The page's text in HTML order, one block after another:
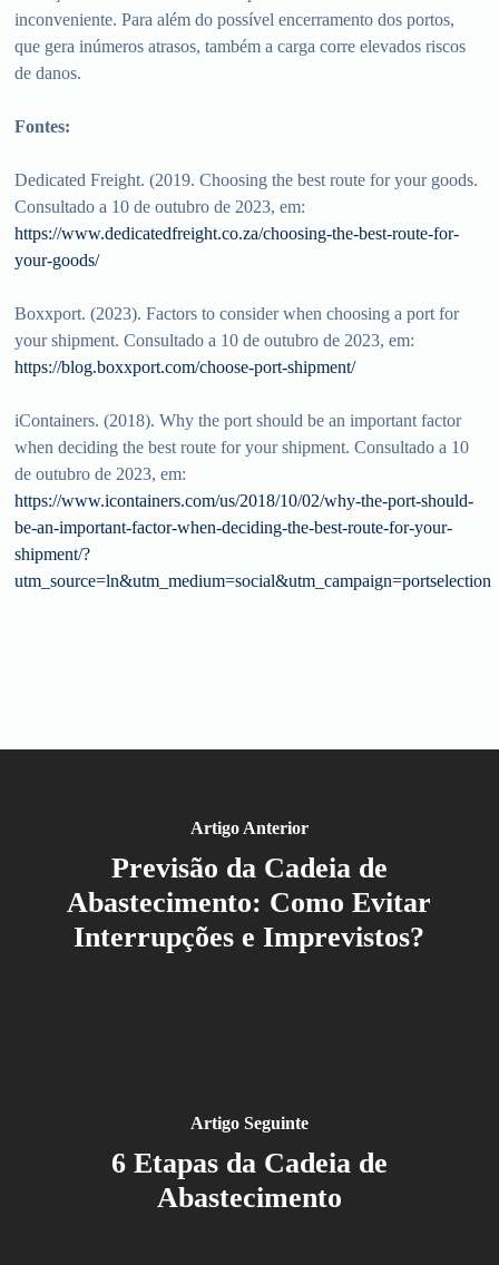
inconveniente. Para além do possível encerramento dos portos,
que gera inúmeros atrasos, também a carga corre elevados riscos
de danos.
Fontes:
Dedicated Freight. (2019. Choosing the best route for your goods.
Consultado a 10 de outubro de 2023, em:
https://www.dedicatedfreight.co.za/choosing-the-best-route-for-
your-goods/
Boxxport. (2023). Factors to consider when choosing a port for
your shipment. Consultado a 10 de outubro de 2023, em:
https://blog.boxxport.com/choose-port-shipment/
iContainers. (2018). Why the port should be an important factor
when deciding the best route for your shipment. Consultado a 10
de outubro de 2023, em:
https://www.icontainers.com/us/2018/10/02/why-the-port-should-
be-an-important-factor-when-deciding-the-best-route-for-your-
shipment/?
utm_source=ln&utm_medium=social&utm_campaign=portselection
Artigo Anterior
Previsão da Cadeia de
Abastecimento: Como Evitar
Interrupções e Imprevistos?
Artigo Seguinte
6 Etapas da Cadeia de
Abastecimento